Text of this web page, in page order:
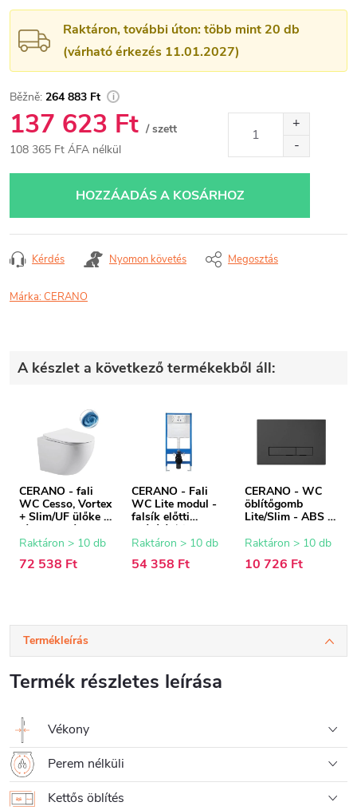
Raktáron, további úton: több mint 20 db
(várható érkezés 11.01.2027)
264 883 Ft
137 623 Ft / szett
108 365 Ft ÁFA nélkül
HOZZÁADÁS A KOSÁRHOZ
Kérdés Nyomon követés Megosztás
Márka:CERANO
A készlet a következő termékekből áll:
CERANO - fali
WC Cesso, Vortex
+ Slim/UF ülőke -
fényes fehér -
49x36 cm
Raktáron > 10 db
72 538 Ft
CERANO - Fali
WC Lite modul -
falsík előtti
beépítés/gipszkart
on - 52,5x100 cm
Raktáron > 10 db
54 358 Ft
CERANO - WC
öblítőgomb
Lite/Slim - ABS -
Raktáron > 10 db
10 726 Ft
Termékleírás
Termék részletes leírása
Vékony
Perem nélküli
Kettős öblítés